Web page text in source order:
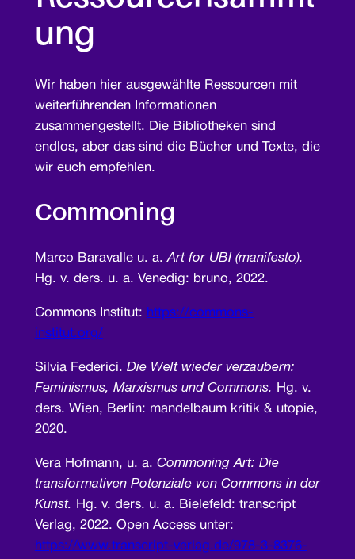
ung
Wir haben hier ausgewählte Ressourcen mit
weiterführenden Informationen
zusammengestellt. Die Bibliotheken sind
endlos, aber das sind die Bücher und Texte, die
wir euch empfehlen.
Commoning
Marco Baravalle u. a.Art for UBI (manifesto).
Hg. v. ders. u. a. Venedig: bruno, 2022.
Commons Institut: https://commons-
institut.org/
Silvia Federici. Die Welt wieder verzaubern:
Feminismus, Marxismus und Commons. Hg. v.
ders. Wien, Berlin: mandelbaum kritik & utopie,
2020.
Vera Hofmann, u. a. Commoning Art: Die
transformativen Potenziale von Commons in der
Kunst. Hg. v. ders. u. a. Bielefeld: transcript
Verlag, 2022. Open Access unter:
https://www.transcript-verlag.de/978-3-8376-